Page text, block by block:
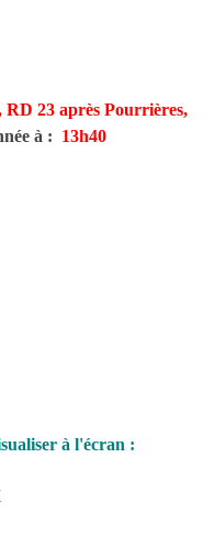
RD 23 après Pourrières,
à : 13h40
à l'écran :